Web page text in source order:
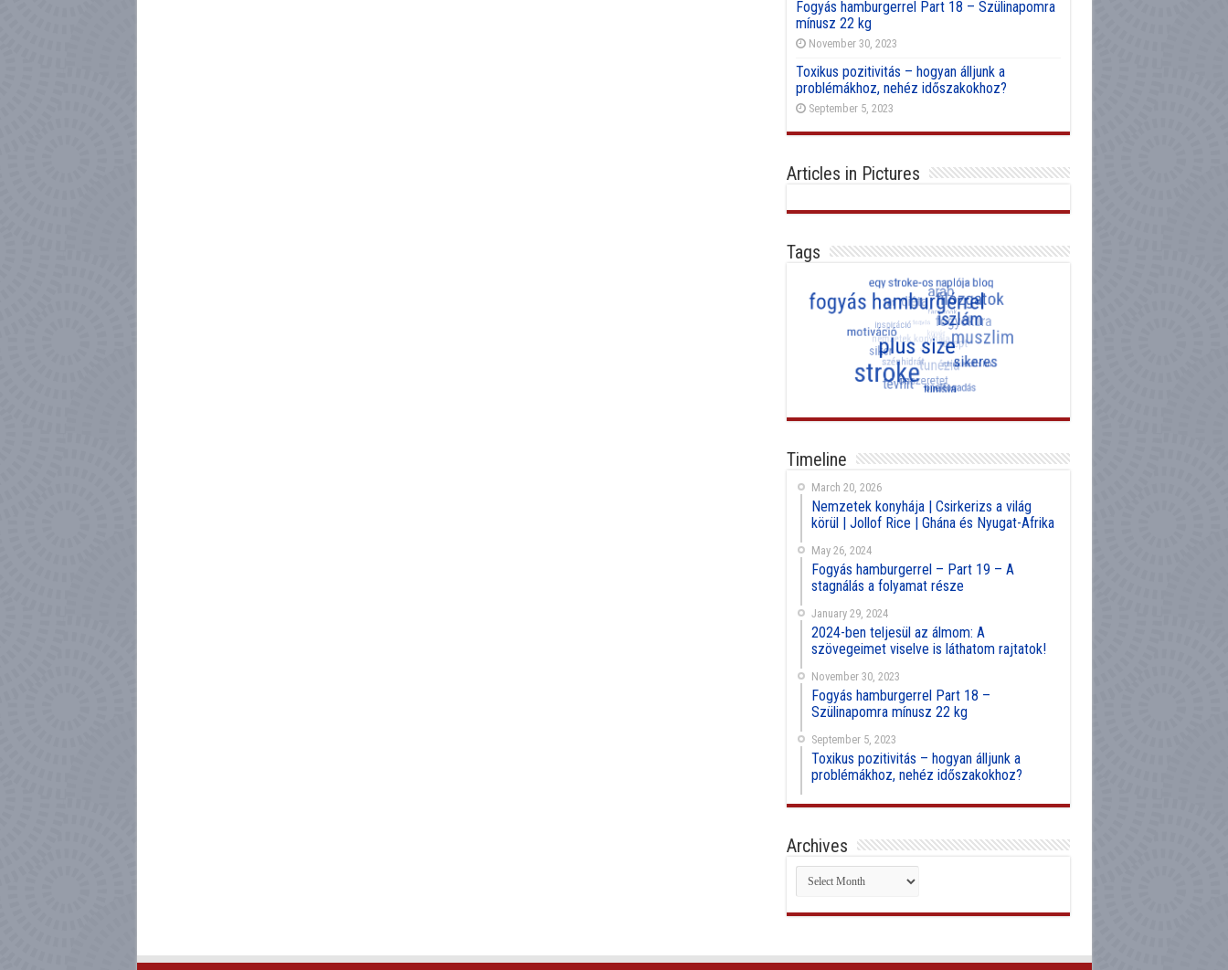
Fogyás hamburgerrel Part 18 – Szülinapomra
mínusz 22 kg
November 30, 2023
Toxikus pozitivitás – hogyan álljunk a
problémákhoz, nehéz időszakokhoz?
September 5, 2023
Articles in Pictures
Tags
Timeline
March 20, 2026
Nemzetek konyhája | Csirkerizs a világ
körül | Jollof Rice | Ghána és Nyugat-Afrika
May 26, 2024
Fogyás hamburgerrel – Part 19 – A
stagnálás a folyamat része
January 29, 2024
2024-ben teljesül az álmom: A
szövegeimet viselve is láthatom rajtatok!
November 30, 2023
Fogyás hamburgerrel Part 18 –
Szülinapomra mínusz 22 kg
September 5, 2023
Toxikus pozitivitás – hogyan álljunk a
problémákhoz, nehéz időszakokhoz?
Archives
Archives